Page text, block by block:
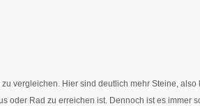
vergleichen. Hier sind deutlich mehr Steine,
oder Rad zu erreichen ist. Dennoch ist es immer